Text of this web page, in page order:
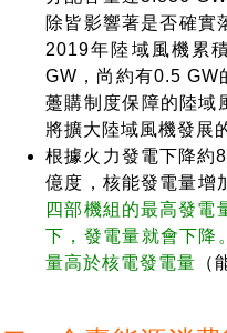
除皆影響著是否確實
2019年陸域風機累
GW，尚約有0.5 GW
躉購制度保障的陸域
將擴大陸域風機發展
根據火力發電下降約
億度，核能發電量增
四部機組的最高發電
下，發電量就會下降
量高於核電發電量 （